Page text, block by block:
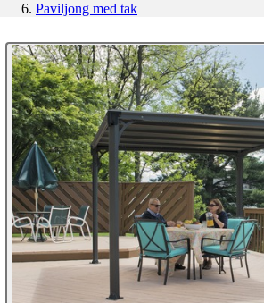
Paviljong med tak